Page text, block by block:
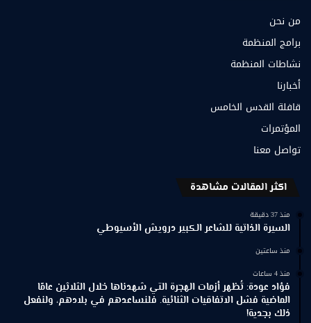
من نحن
برامج المنظمة
نشاطات المنظمة
أخبارنا
قافلة القدس الخامس
المؤتمرات
تواصل معنا
اكثر المقالات مشاهدة
منذ 37 دقيقة
السيرة الذاتية للشاعر الكبير درويش الأسيوطي
منذ ساعتين
منذ 4 ساعات
فؤاد عودة: تُظهر أزمات الهجرة التي شهدناها خلال الثلاثين عامًا
الماضية فشل الاتفاقيات الثنائية. فلنساعدهم في بلادهم، ولنفعل
ذلك بجدية!